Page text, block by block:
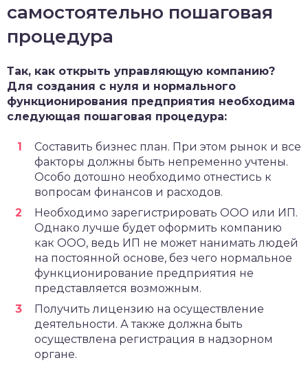
самостоятельно пошаговая
процедура
Так, как открыть управляющую компанию?
Для создания с нуля и нормального
функционирования предприятия необходима
следующая пошаговая процедура:
Составить бизнес план. При этом рынок и все
факторы должны быть непременно учтены.
Особо дотошно необходимо отнестись к
вопросам финансов и расходов.
Необходимо зарегистрировать ООО или ИП.
Однако лучше будет оформить компанию
как ООО, ведь ИП не может нанимать людей
на постоянной основе, без чего нормальное
функционирование предприятия не
представляется возможным.
Получить лицензию на осуществление
деятельности. А также должна быть
осуществлена регистрация в надзорном
органе.